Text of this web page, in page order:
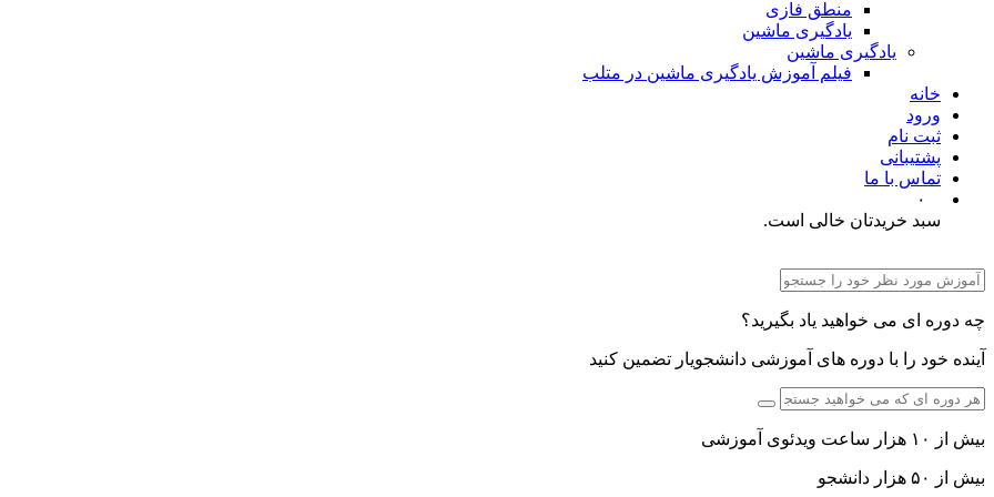
منطق فازی
یادگیری ماشین
یادگیری ماشین
فیلم آموزش یادگیری ماشین در متلب
خانه
ورود
ثبت نام
پشتیبانی
تماس با ما
۰
سبد خریدتان خالی است.
چه دوره ای می خواهید یاد بگیرید؟
آینده خود را با دوره های آموزشی دانشجویار تضمین کنید
بیش از ۱۰ هزار ساعت ویدئوی آموزشی
بیش از ۵۰ هزار دانشجو